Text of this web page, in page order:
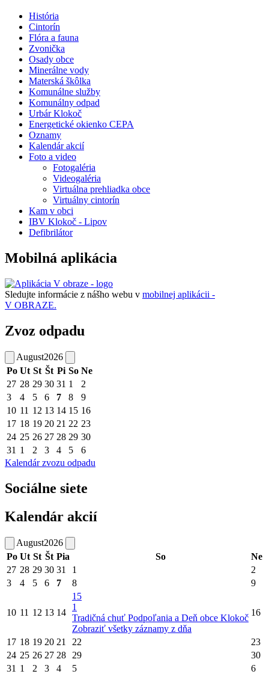
História
Cintorín
Flóra a fauna
Zvonička
Osady obce
Minerálne vody
Materská škôlka
Komunálne služby
Komunálny odpad
Urbár Klokoč
Energetické okienko CEPA
Oznamy
Kalendár akcií
Foto a video
Fotogaléria
Videogaléria
Virtuálna prehliadka obce
Virtuálny cintorín
Kam v obci
IBV Klokoč - Lipov
Defibrilátor
Mobilná aplikácia
Sledujte informácie z nášho webu v mobilnej aplikácii -
V OBRAZE.
Zvoz odpadu
August2026
Po Ut St Št Pi So Ne
27 28 29 30 31 1
2
3
4 5 6 7 8
9
10 11 12 13 14 15 16
17 18 19 20 21 22 23
24 25 26 27 28 29 30
31 1 2 3 4 5
6
Kalendár zvozu odpadu
Sociálne siete
Kalendár akcií
August2026
Po Ut St Št Pia So
Ne
27 28 29 30 31 1
2
3
4 5 6 7 8 9
10 11 12 13 14
15
1
Tradičná chuť Podpoľania a Deň obce Klokoč
Zobraziť všetky záznamy z dňa
16
17 18 19 20 21 22
23
24 25 26 27 28 29
30
31 1 2 3 4 5 6